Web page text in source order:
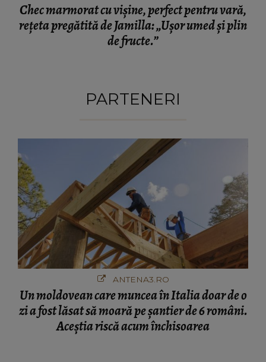
Chec marmorat cu vișine, perfect pentru vară,
rețeta pregătită de Jamilla: „Ușor umed și plin
de fructe.”
PARTENERI
ANTENA3.RO
Un moldovean care muncea în Italia doar de o
zi a fost lăsat să moară pe şantier de 6 români.
Aceștia riscă acum închisoarea